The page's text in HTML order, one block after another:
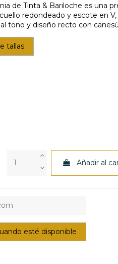
de Tinta & Bariloche es una
redondeado y escote en
tono y diseño recto con
tallas
Añadir al